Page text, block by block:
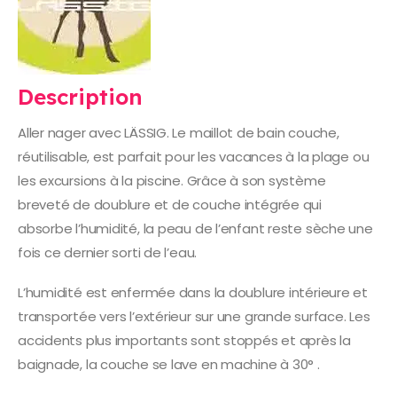
Description
Aller nager avec LÄSSIG. Le maillot de bain couche,
réutilisable, est parfait pour les vacances à la plage ou
les excursions à la piscine. Grâce à son système
breveté de doublure et de couche intégrée qui
absorbe l’humidité, la peau de l’enfant reste sèche une
fois ce dernier sorti de l’eau.
L’humidité est enfermée dans la doublure intérieure et
transportée vers l’extérieur sur une grande surface. Les
accidents plus importants sont stoppés et après la
baignade, la couche se lave en machine à 30° .